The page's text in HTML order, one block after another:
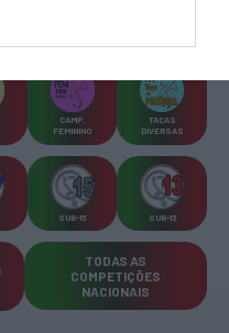
CAMP
FEMININO
TAÇAS
DIVERSAS
SUB-15 SUB-13
TODAS AS
COMPETIÇÕES
NACIONAIS